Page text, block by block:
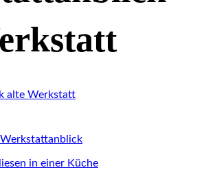
Werkstattanblick
in einer Küche